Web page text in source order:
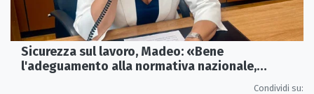
Sicurezza sul lavoro, Madeo: «Bene
l'adeguamento alla normativa nazionale,
Condividi su: